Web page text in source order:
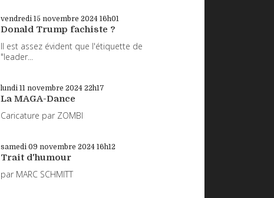
vendredi 15 novembre 2024 16h01
Donald Trump fachiste ?
Il est assez évident que l'étiquette de
"leader...
lundi 11 novembre 2024 22h17
La MAGA-Dance
Caricature par ZOMBI
samedi 09 novembre 2024 16h12
Trait d'humour
par MARC SCHMITT